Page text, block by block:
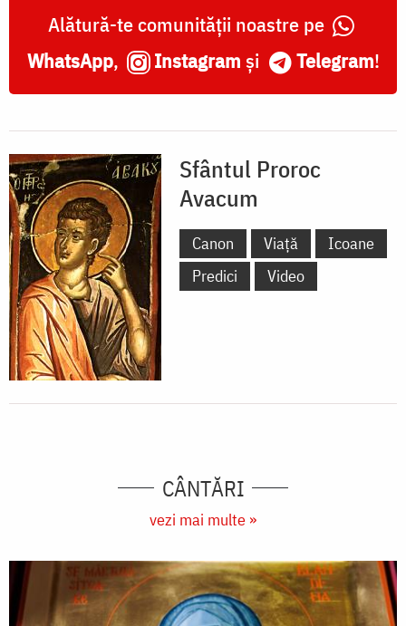
Alătură-te comunității noastre pe
WhatsApp, Instagram și Telegram!
Sfântul Proroc
Avacum
Canon Viață
Icoane
Predici
Video
CÂNTĂRI
vezi mai multe »